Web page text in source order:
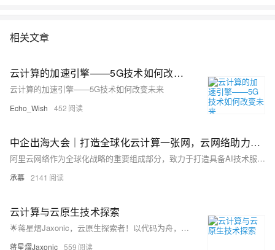
相关文章
云计算的加速引擎——5G技术如何改变未来
云计算的加速引擎——5G技术如何改变未来
Echo_Wish 452
中企出海大会｜打造全球化云计算一张网，云网络助力中企出海和AI创新
阿里云网络作为全球化战略的重要组成部分，致力于打造具备AI技术服务能力和全球竞争力的云计算网络。通过高质量互联网服务、全球化网络覆盖等措施，支持企业高效出海。过去一年，阿里云持续加大基础设施投入，优化海外EIP、GA产品，强化金融科技与AI场景支持。例如，携程、美的等企业借助阿里云实现业务全球化；同时，阿里云网络在弹性、安全及性能方面不断升级，推动中企迎接AI浪潮并服务全球用户。
承慕 2141
云计算与云原生技术探索
🌟蒋星熠Jaxonic，云原生探索者！以代码为舟，遨游技术星河。专注容器化、微服务、K8s与DevOps，践行GitOps理念，拥抱多云未来。用架构编织星辰，让创新照亮极客征途！
蒋星熠Jaxonic 559